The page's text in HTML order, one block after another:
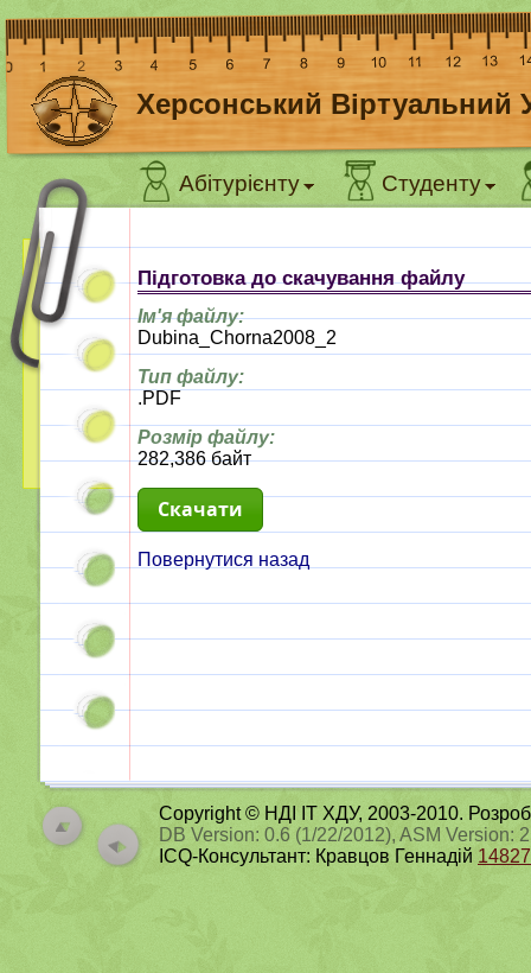
Херсонський Віртуальний
Абітурієнту Студенту
Підготовка до скачування файлу
Ім'я файлу:
Dubina_Chorna2008_2
Тип файлу:
.PDF
Розмір файлу:
282,386 байт
Повернутися назад
Copyright © НДІ ІТ ХДУ, 2003-2010.
DB Version: 0.6 (1/22/2012), ASM Version:
ICQ-Консультант: Кравцов Геннадій